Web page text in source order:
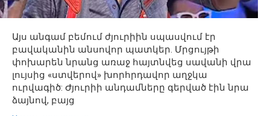
Այս անգամ բեմում ժյուրիին սպասվում էր
բավականին անսովոր պատկեր. Մրցույթի
փոխարեն նրանց առաջ հայտնվեց սավանի վրա
լույսից «ստվերով» խորհրդավոր աղջկա
ուրվագիծ: Ժյուրիի անդամները գերված էին նրա
ձայնով, բայց